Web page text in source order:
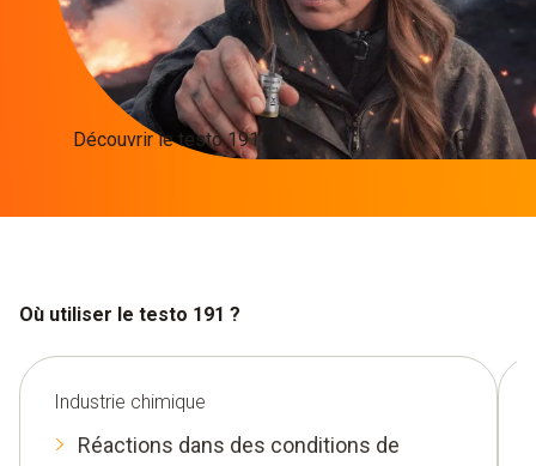
Découvrir le testo 191
Où utiliser le testo 191 ?
Industrie chimique
Réactions dans des conditions de